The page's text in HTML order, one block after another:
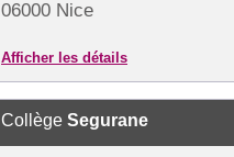
06000 Nice
Afficher les détails
Collège Segurane